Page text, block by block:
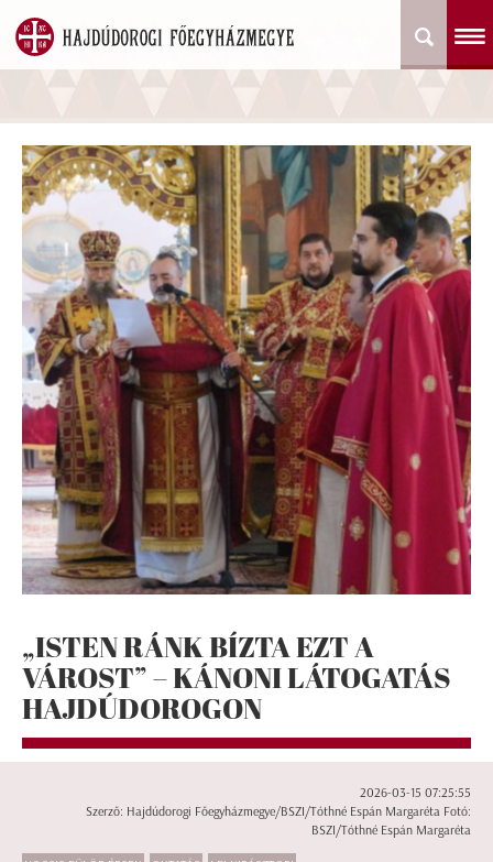
„ISTEN RÁNK BÍZTA EZT A
VÁROST” – KÁNONI LÁTOGATÁS
HAJDÚDOROGON
2026-03-15 07:25:55
Szerző: Hajdúdorogi Főegyházmegye/BSZI/Tóthné Espán Margaréta Fotó:
BSZI/Tóthné Espán Margaréta